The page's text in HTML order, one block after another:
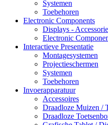
Systemen
Toebehoren
Electronic Components
Displays -
Electronic
Interactieve Presentatie
Montagesystemen
Projectieschermen
Systemen
Toebehoren
Invoerapparatuur
Accessoires
Draadloze Muizen /
Draadloze